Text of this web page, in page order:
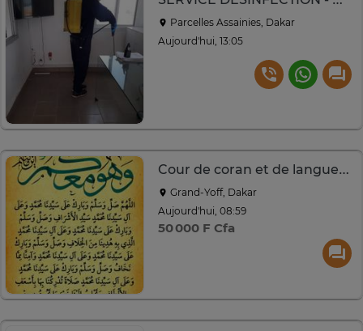
Parcelles Assainies, Dakar
Aujourd'hui, 13:05
Cour de coran et de langue arabe
Grand-Yoff, Dakar
Aujourd'hui, 08:59
50 000 F Cfa